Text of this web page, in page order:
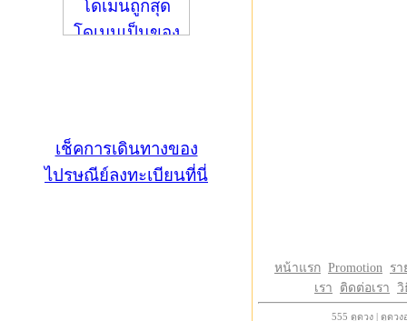
เช็คการเดินทางของ
ไปรษณีย์ลงทะเบียนที่นี่
หน้าแรก Promotion ร
เรา
ติดต่อเรา วิ
555 ดูดวง ดูดวง